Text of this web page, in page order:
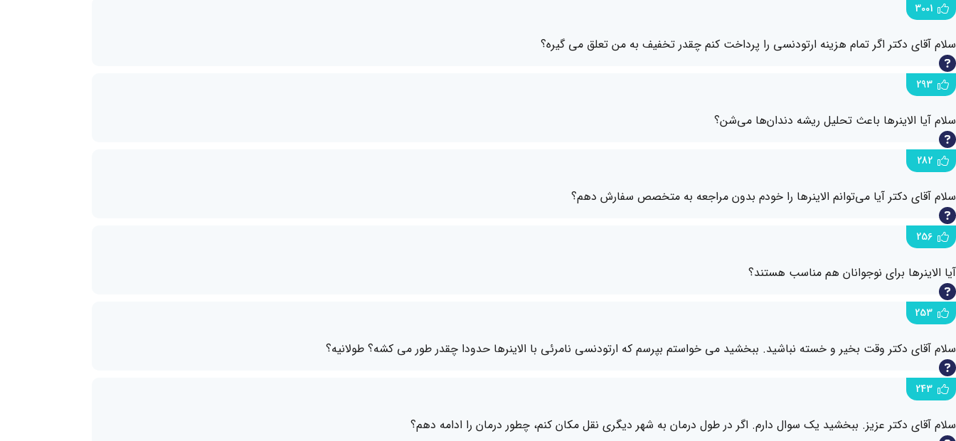
3001
سلام آقای دکتر اگر تمام هزینه ارتودنسی را پرداخت کنم چقدر تخفیف به من تعلق می گیره؟
293
سلام آیا الاینرها باعث تحلیل ریشه دندان‌ها می‌شن؟
282
سلام آقای دکتر آیا می‌توانم الاینرها را خودم بدون مراجعه به متخصص سفارش دهم؟
256
آیا الاینرها برای نوجوانان هم مناسب هستند؟
253
سلام آقای دکتر وقت بخیر و خسته نباشید. ببخشید می خواستم بپرسم که ارتودنسی نامرئی با الاینرها حدودا چقدر طور می کشه؟ طولانیه؟
243
سلام آقای دکتر عزیز. ببخشید یک سوال دارم. اگر در طول درمان به شهر دیگری نقل مکان کنم، چطور درمان را ادامه دهم؟